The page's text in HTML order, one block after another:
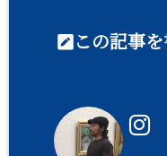
この記事